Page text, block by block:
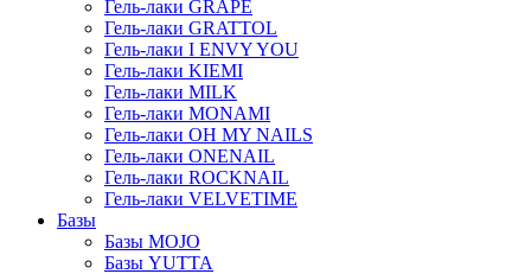
Гель-лаки GRAPE
Гель-лаки GRATTOL
Гель-лаки I ENVY YOU
Гель-лаки KIEMI
Гель-лаки MILK
Гель-лаки MONAMI
Гель-лаки OH MY NAILS
Гель-лаки ONENAIL
Гель-лаки ROCKNAIL
Гель-лаки VELVETIME
Базы
Базы MOJO
Базы YUTTA